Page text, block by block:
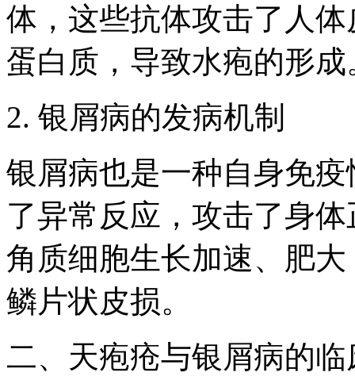
体，这些抗体攻击了人
蛋白质，导致水疱的形成
2. 银屑病的发病机制
银屑病也是一种自身免
了异常反应，攻击了身
角质细胞生长加速、肥
鳞片状皮损。
二、天疱疮与银屑病的临